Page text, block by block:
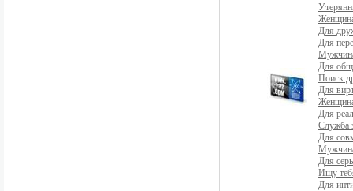
Для
Для
Для
Поиск
Для
Для
Служба
Для
Для
Ищу
Для